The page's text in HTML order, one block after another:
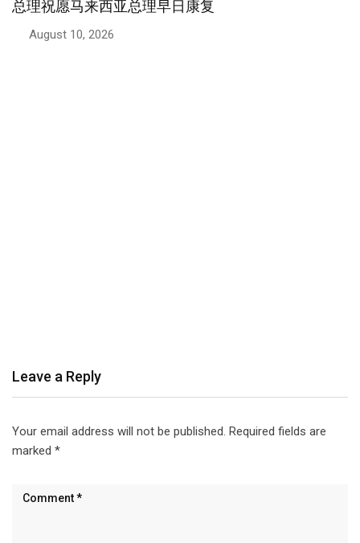
祝愿马来西亚总理早日康复
August 10, 2026
Leave a Reply
Your email address will not be published. Required fields are
marked *